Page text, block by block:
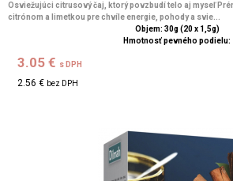
Osviežujúci citrusový čaj, ktorý povzbudí telo aj myseľ
citrónom a limetkou pre chvíle energie, pohody a svie...
Objem: 30g (20 x 1,5g)
Hmotnosť pevného podielu:
3.05 € s DPH
2.56 € bez DPH